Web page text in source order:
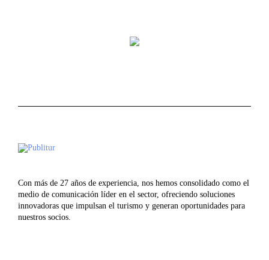
Con más de 27 años de experiencia, nos hemos consolidado como el
medio de comunicación líder en el sector, ofreciendo soluciones
innovadoras que impulsan el turismo y generan oportunidades para
nuestros socios.